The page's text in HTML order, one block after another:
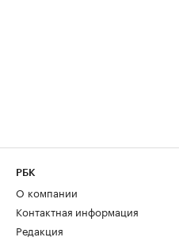
РБК
О компании
Контактная информация
Редакция